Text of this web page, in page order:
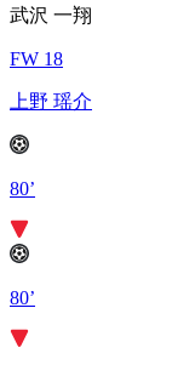
武沢 一翔
FW 18
上野 瑶介
80’
80’